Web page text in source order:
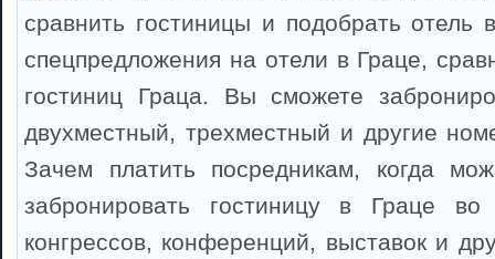
сравнить гостиницы и подобрать отель
спецпредложения на отели в Граце,
гостиниц Граца. Вы сможете
двухместный, трехместный и другие
Зачем платить посредникам, когда
забронировать гостиницу в Граце во
конгрессов, конференций, выставок и